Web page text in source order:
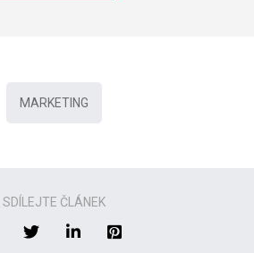
MARKETING
SDÍLEJTE ČLÁNEK